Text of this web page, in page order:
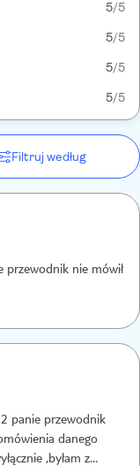
5/5
5/5
5/5
5/5
Filtruj według
przewodnik nie mówił
panie przewodnik
danego
,byłam z